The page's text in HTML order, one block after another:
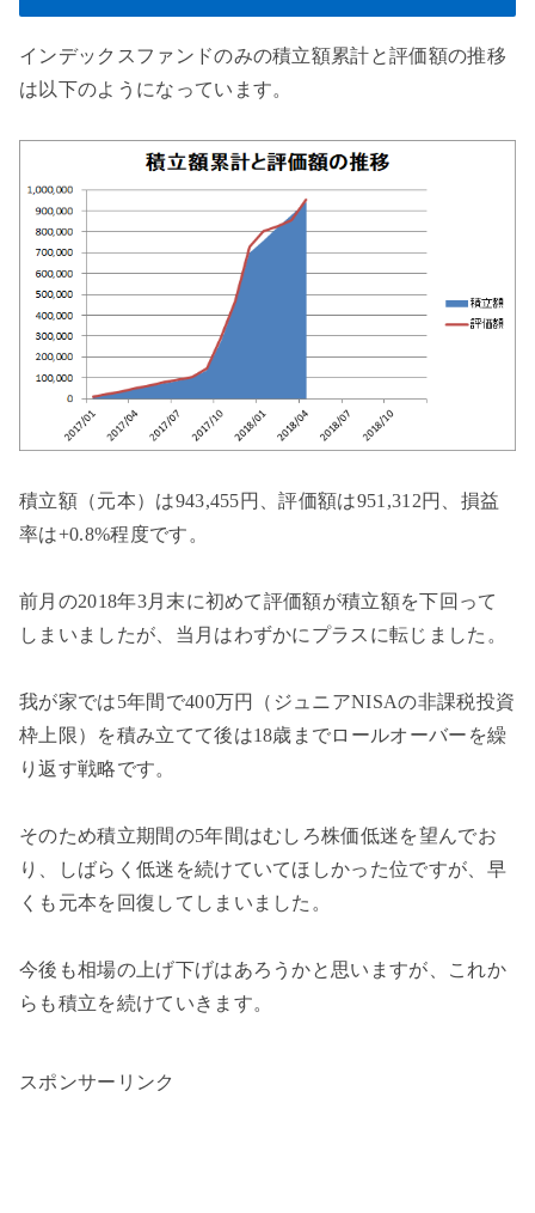
インデックスファンドのみの積立額累計と評価額の推移
は以下のようになっています。
積立額（元本）は943,455円、評価額は951,312円、損益
率は+0.8%程度です。
前月の2018年3月末に初めて評価額が積立額を下回って
しまいましたが、当月はわずかにプラスに転じました。
我が家では5年間で400万円（ジュニアNISAの非課税投資
枠上限）を積み立てて後は18歳までロールオーバーを繰
り返す戦略です。
そのため積立期間の5年間はむしろ株価低迷を望んでお
り、しばらく低迷を続けていてほしかった位ですが、早
くも元本を回復してしまいました。
今後も相場の上げ下げはあろうかと思いますが、これか
らも積立を続けていきます。
スポンサーリンク